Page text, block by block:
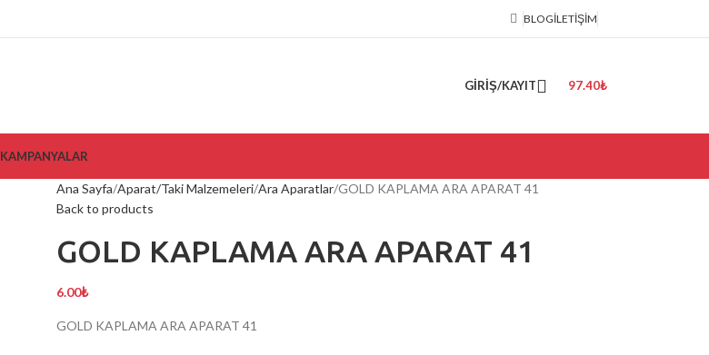
BLOGİLETIŞIM
GIRIŞ/KAYIT 97.40₺
KAMPANYALAR
Ana Sayfa Aparat/Taki Malzemeleri Ara Aparatlar GOLD KAPLAMA ARA APARAT 41
Back to products
GOLD KAPLAMA ARA APARAT 41
6.00₺
GOLD KAPLAMA ARA APARAT 41